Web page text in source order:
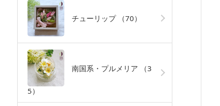
チューリップ （70）
南国系・プルメリア （3
5）